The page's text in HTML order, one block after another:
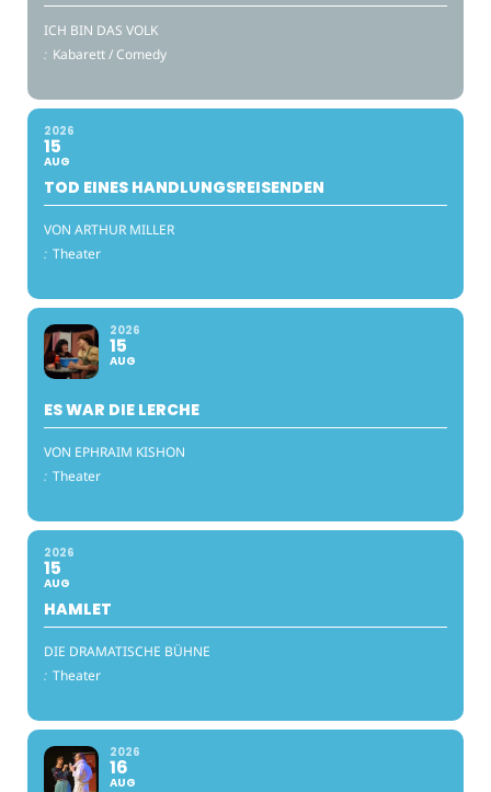
ICH BIN DAS VOLK
: Kabarett / Comedy
2026
15
AUG
TOD EINES HANDLUNGSREISENDEN
VON ARTHUR MILLER
: Theater
2026
15
AUG
ES WAR DIE LERCHE
VON EPHRAIM KISHON
: Theater
2026
15
AUG
HAMLET
DIE DRAMATISCHE BÜHNE
: Theater
2026
16
AUG